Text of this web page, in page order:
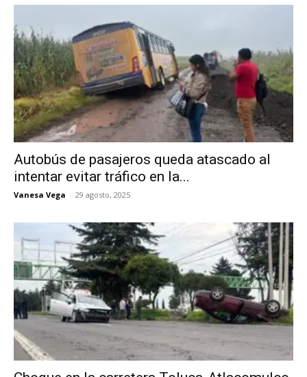
Autobús de pasajeros queda atascado al
intentar evitar tráfico en la...
Vanesa Vega - 29 agosto, 2025